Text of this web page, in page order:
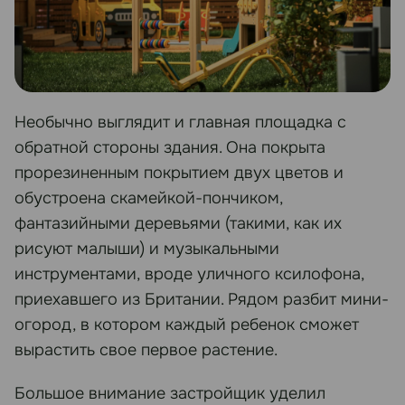
Необычно выглядит и главная площадка с
обратной стороны здания. Она покрыта
прорезиненным покрытием двух цветов и
обустроена скамейкой-пончиком,
фантазийными деревьями (такими, как их
рисуют малыши) и музыкальными
инструментами, вроде уличного ксилофона,
приехавшего из Британии. Рядом разбит мини-
огород, в котором каждый ребенок сможет
вырастить свое первое растение.
Большое внимание застройщик уделил